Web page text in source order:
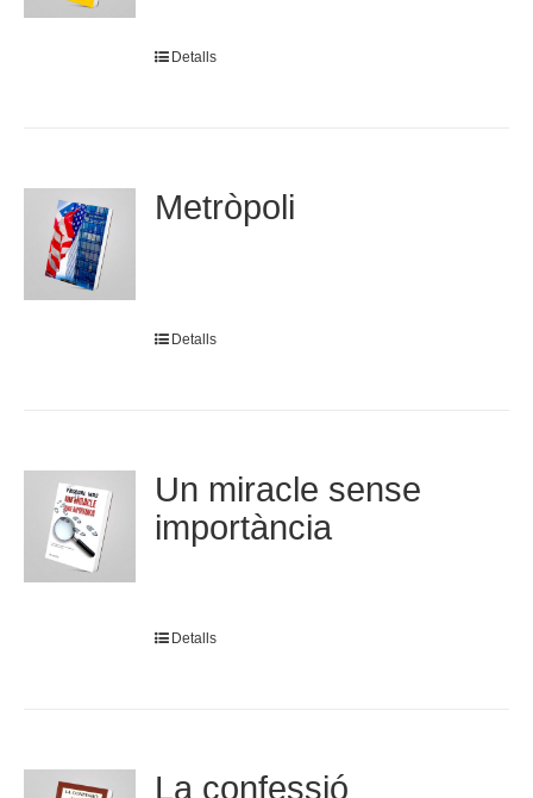
Detalls
Metròpoli
Detalls
Un miracle sense
importància
Detalls
La confessió